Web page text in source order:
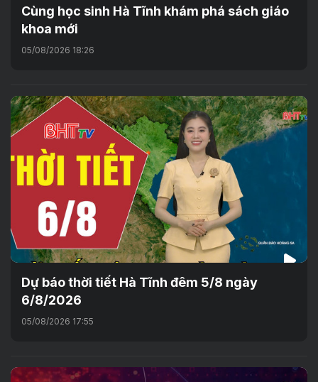
Cùng học sinh Hà Tĩnh khám phá sách giáo
khoa mới
05/08/2026 18:26
Dự báo thời tiết Hà Tĩnh đêm 5/8 ngày
6/8/2026
05/08/2026 17:55